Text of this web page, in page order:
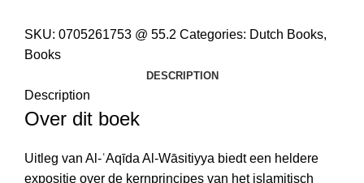
SKU: 0705261753 @ 55.2 Categories: Dutch Books,
Books
DESCRIPTION
Description
Over dit boek
Uitleg van Al-ʿAqīda Al-Wāsitiyya biedt een heldere
expositie over de kernprincipes van het islamitisch